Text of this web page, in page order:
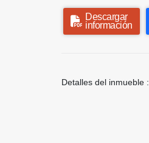
Descargar
información
Detalles del inmueble :